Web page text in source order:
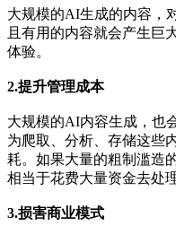
大规模的AI生成的内容，
且有用的内容就会产生巨
体验。
2.提升管理成本
大规模的AI内容生成，也
为爬取、分析、存储这些
耗。如果大量的粗制滥造
相当于花费大量资金去处
3.损害商业模式